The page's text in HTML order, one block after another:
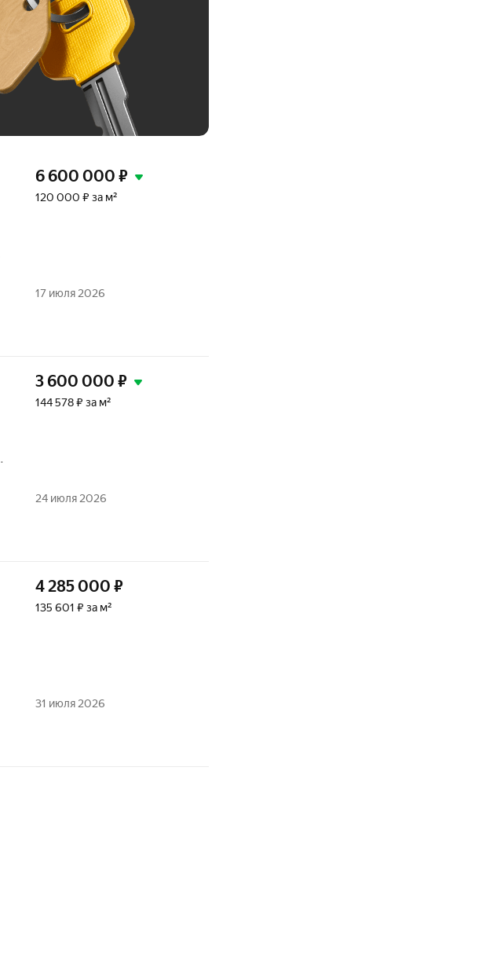
6 600 000 ₽
120 000 ₽ за м²
17 июля 2026
3 600 000 ₽
144 578 ₽ за м²
24 июля 2026
4 285 000 ₽
135 601 ₽ за м²
31 июля 2026